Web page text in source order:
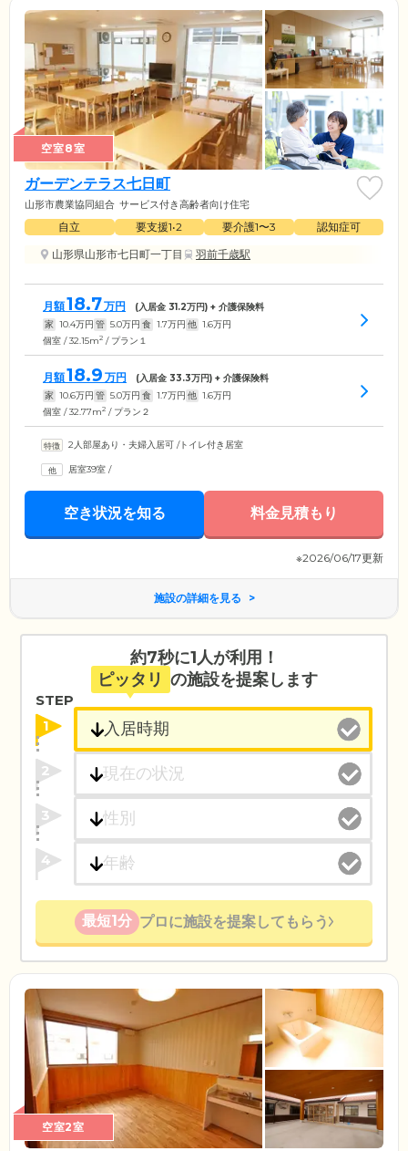
空室8室
ガーデンテラス七日町
山形市農業協同組合 サービス付き高齢者向け住宅
自立 要支援1•2 要介護1〜3
認知症可
山形県山形市七日町一丁目
羽前千歳駅
月額18.7万円 (入居金 31.2万円) + 介護保険料
家 10.4万円 管 5.0万円 食 1.7万円 他 1.6万円
個室 / 32.15m2 / プラン１
月額18.9 万円 (入居金 33.3万円) + 介護保険料
家 10.6万円 管 5.0万円 食 1.7万円 他 1.6万円
個室 / 32.77m2 / プラン２
2人部屋あり・夫婦入居可 /トイレ付き居室
居室39室 /
空き状況を知る 料金見積もり
※2026/06/17更新
施設の詳細を見る
約7秒に1人が利用！
ピッタリ の施設を提案します
STEP
1
2
3
4
最短1分 プロに施設を提案してもらう
空室2室